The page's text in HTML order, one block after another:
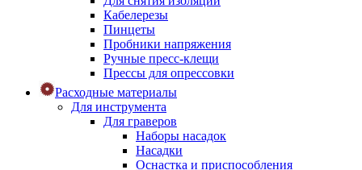
Кабелерезы
Пинцеты
Пробники напряжения
Ручные пресс-клещи
Прессы для опрессовки
Расходные материалы
Для инструмента
Для граверов
Наборы насадок
Насадки
Оснастка и приспособления